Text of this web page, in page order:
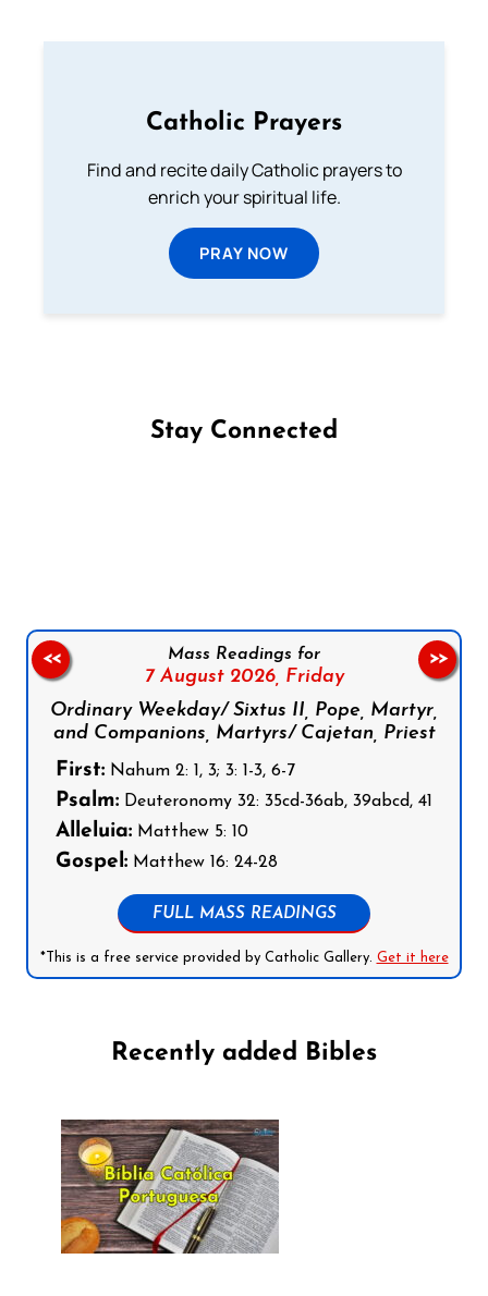
Catholic Prayers
Find and recite daily Catholic prayers to
enrich your spiritual life.
PRAY NOW
Stay Connected
Mass Readings for
7 August 2026, Friday
Ordinary Weekday/ Sixtus II, Pope, Martyr,
and Companions, Martyrs/ Cajetan, Priest
First: Nahum 2: 1, 3; 3: 1-3, 6-7
Psalm: Deuteronomy 32: 35cd-36ab, 39abcd, 41
Alleluia: Matthew 5: 10
Gospel: Matthew 16: 24-28
FULL MASS READINGS
*This is a free service provided by Catholic Gallery. Get it here
<< >>
Recently added Bibles